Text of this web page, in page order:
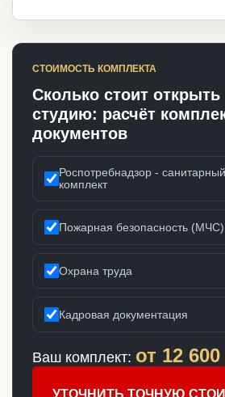
СТОИМОСТЬ КОМПЛЕКТА
Сколько стоит открыть
студию: расчёт
документов
Роспотребнадзор - санитарный
комплект
Пожарная безопасность (МЧС)
Охрана труда
Кадровая документация
Ваш комплект: от 12 600
УТОЧНИТЬ ТОЧНУЮ